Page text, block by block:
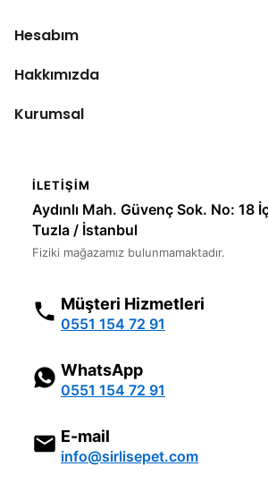
Hesabım
Hakkımızda
Kurumsal
İLETIŞIM
Aydınlı Mah. Güvenç Sok. No: 18
Tuzla / İstanbul
Fiziki mağazamız bulunmamaktadır.
Müşteri Hizmetleri
0551 154 72 91
WhatsApp
0551 154 72 91
E-mail
info@sirlisepet.com